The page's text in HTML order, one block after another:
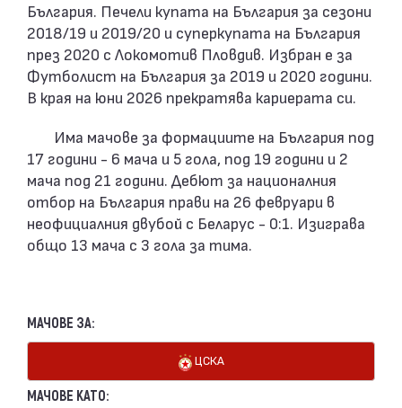
България. Печели купата на България за сезони
2018/19 и 2019/20 и суперкупата на България
през 2020 с Локомотив Пловдив. Избран е за
Футболист на България за 2019 и 2020 години.
В края на юни 2026 прекратява кариерата си.
Има мачове за формациите на България под
17 години - 6 мача и 5 гола, под 19 години и 2
мача под 21 години. Дебют за националния
отбор на България прави на 26 февруари в
неофициалния двубой с Беларус - 0:1. Изиграва
общо 13 мача с 3 гола за тима.
МАЧОВЕ ЗА:
ЦСКА
МАЧОВЕ КАТО: